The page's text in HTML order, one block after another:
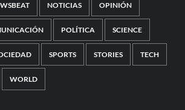
NOTICIAS OPINIÓN
POLÍTICA SCIENCE
SPORTS STORIES TECH
WORLD